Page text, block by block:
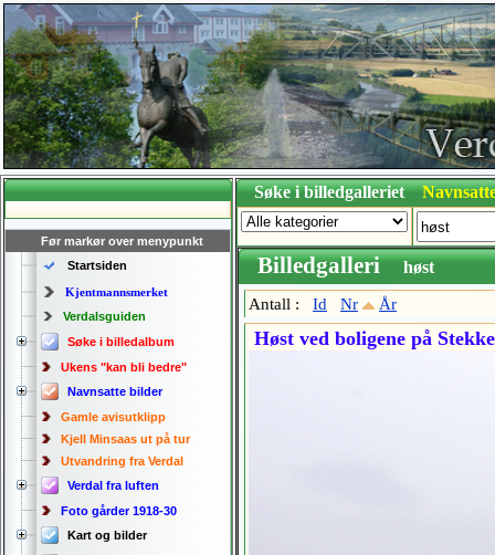
Før markør over menypunkt
Startsiden
Kjentmannsmerket
Verdalsguiden
Søke i billedalbum
Ukens "kan bli bedre"
Navnsatte bilder
Gamle avisutklipp
Kjell Minsaas ut på tur
Utvandring fra Verdal
Verdal fra luften
Foto gårder 1918-30
Kart og bilder
Søke i billedgalleriet
Billedgalleri
høst
Antall : Id Nr År
Høst ved boligene på